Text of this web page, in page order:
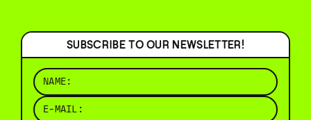
SUBSCRIBE TO OUR NEWSLETTER!